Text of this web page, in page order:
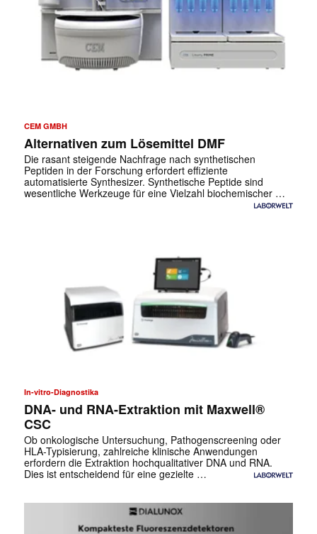
CEM GMBH
Alternativen zum Lösemittel DMF
Die rasant steigende Nachfrage nach synthetischen
Peptiden in der Forschung erfordert effiziente
automatisierte Synthesizer. Synthetische Peptide sind
wesentliche Werkzeuge für eine Vielzahl biochemischer …
In-vitro-Diagnostika
DNA- und RNA-Extraktion mit Maxwell®
CSC
Ob onkologische Untersuchung, Pathogenscreening oder
HLA-Typisierung, zahlreiche klinische Anwendungen
erfordern die Extraktion hochqualitativer DNA und RNA.
Dies ist entscheidend für eine gezielte …